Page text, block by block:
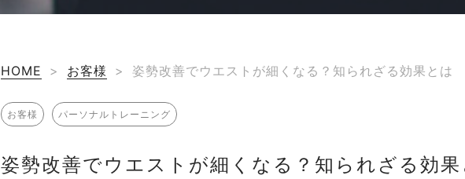
HOME > お客様 > 姿勢改善でウエストが細くなる？知られざる効果とは
お客様 パーソナルトレーニング
姿勢改善でウエストが細くなる？知られざる効